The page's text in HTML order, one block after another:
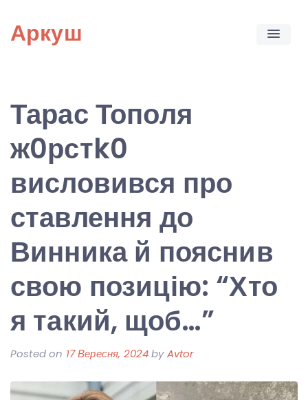
content
Аркуш
Тарас Тополя
ж0рстk0
висловився про
ставлення до
Винника й пояснив
свою позицію: “Хто
я такий, щоб…”
Posted on 17 Вересня, 2024byAvtor